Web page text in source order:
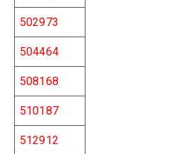
502973
504464
508168
510187
512912